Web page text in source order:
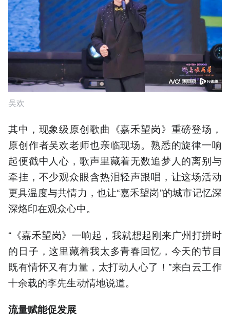
吴欢
其中，现象级原创歌曲《嘉禾望岗》重磅登场，
原创作者吴欢老师也亲临现场。熟悉的旋律一响
起便戳中人心，歌声里藏着无数追梦人的离别与
牵挂，不少观众眼含热泪轻声跟唱，让这场活动
更具温度与共情力，也让“嘉禾望岗”的城市记忆深
深烙印在观众心中。
“《嘉禾望岗》一响起，我就想起刚来广州打拼时
的日子，这里藏着我太多青春回忆，今天的节目
既有情怀又有力量，太打动人心了！”来白云工作
十余载的李先生动情地说道。
流量赋能促发展